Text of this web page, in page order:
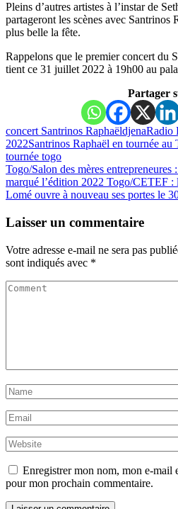
Pleins d’autres artistes à l’instar de
partageront les scènes avec Santrinos
plus belle la fête.
Rappelons que le premier concert du
tient ce 31 juillet 2022 à 19h00 au
Partager
concert Santrinos RaphaëldjenaRadio
2022Santrinos Raphaël en tournée au
tournée togo
Togo/Salon des mères
marqué l’édition 2022 Togo/CETEF :
Lomé ouvre à nouveau ses portes le
Laisser un commentaire
Votre adresse e-mail ne sera pas
sont indiqués avec *
Enregistrer mon nom, mon e-mail
pour mon prochain commentaire.